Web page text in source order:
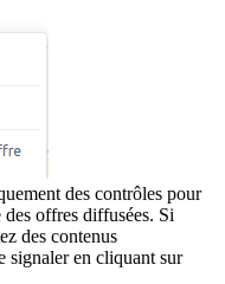
des contrôles pour
offres diffusées. Si
des contenus
signaler en cliquant sur